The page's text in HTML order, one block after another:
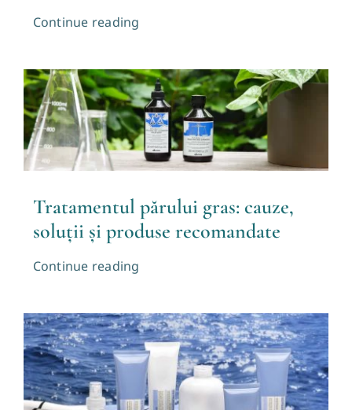
Continue reading
Tratamentul părului gras: cauze,
soluții și produse recomandate
Continue reading